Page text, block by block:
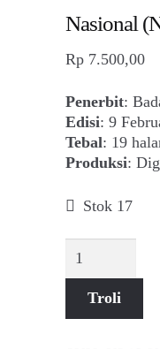
Nasional
Rp7.500,00
Penerbit:
Edisi: 9
Tebal: 19
Produksi:
Stok 17
Nasional
(No
Troli